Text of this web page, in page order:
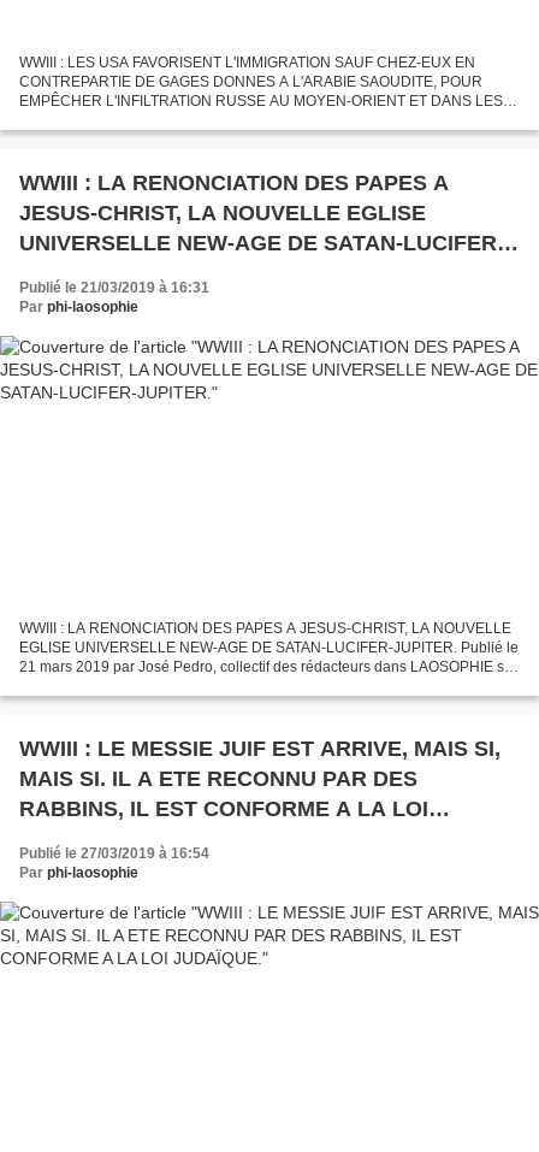
WWIII : LES USA FAVORISENT L'IMMIGRATION SAUF CHEZ-EUX EN
CONTREPARTIE DE GAGES DONNES A L'ARABIE SAOUDITE, POUR
EMPÊCHER L'INFILTRATION RUSSE AU MOYEN-ORIENT ET DANS LES
avril 2019 par José...
WWIII : LA RENONCIATION DES PAPES A
JESUS-CHRIST, LA NOUVELLE EGLISE
UNIVERSELLE NEW-AGE DE SATAN-LUCIFER-
Publié le 21/03/2019 à 16:31
Par phi-laosophie
WWIII : LA RENONCIATION DES PAPES A JESUS-CHRIST, LA NOUVELLE
EGLISE UNIVERSELLE NEW-AGE DE SATAN-LUCIFER-JUPITER. Publié le
21 mars 2019 par José Pedro, collectif des rédacteurs dans LAOSOPHIE sur
WWIII : LE MESSIE JUIF EST ARRIVE, MAIS SI,
MAIS SI. IL A ETE RECONNU PAR DES
RABBINS, IL EST CONFORME A LA LOI
JUDAÏQUE.
Publié le 27/03/2019 à 16:54
Par phi-laosophie